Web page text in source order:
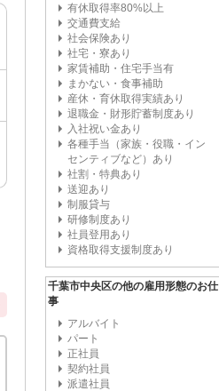
有休取得率80%以上
交通費支給
社会保険あり
社宅・寮あり
家賃補助・住宅手当有
まかない・食事補助
産休・育休取得実績あり
退職金・財形貯蓄制度あり
入社祝い金あり
各種手当（家族・役職・イン
センティブなど）あり
社割・特典あり
送迎あり
制服貸与
研修制度あり
社員登用あり
資格取得支援制度あり
千葉市中央区の他の雇用形態のお仕
事
アルバイト
パート
正社員
契約社員
派遣社員